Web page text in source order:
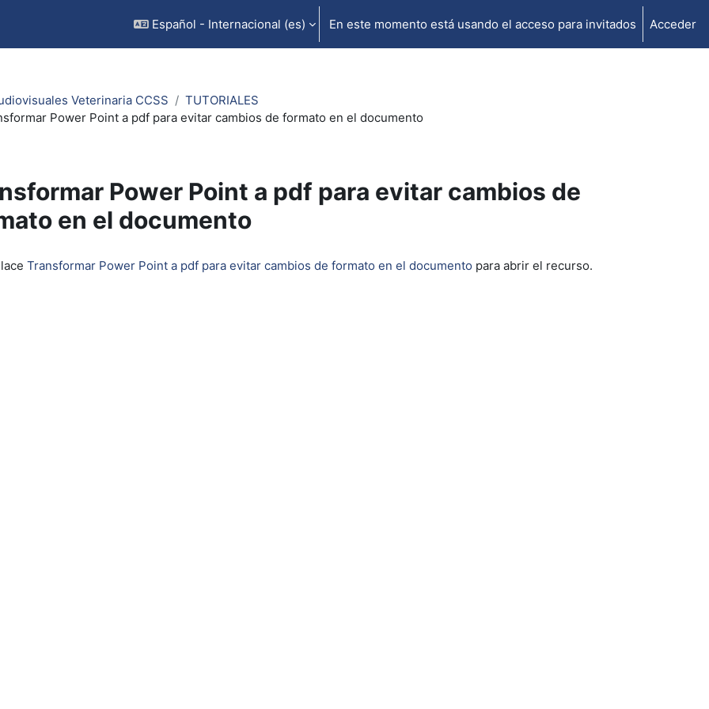
Español - Internacional ‎(es)‎ En este momento está usando el acceso para invitados Acceder
Veterinaria CCSS
TUTORIALES
Power Point a pdf para evitar cambios de formato en el documento
Power Point a pdf para evitar cambios de
en el documento
Transformar Power Point a pdf para evitar cambios de formato en el documento para abrir el recurso.